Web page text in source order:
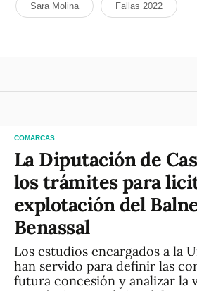
Sara Molina Fallas 2022
COMARCAS
La Diputación de
los trámites para
explotación del
Benassal
Los estudios encargados a la
han servido para definir las
futura concesión y analizar la